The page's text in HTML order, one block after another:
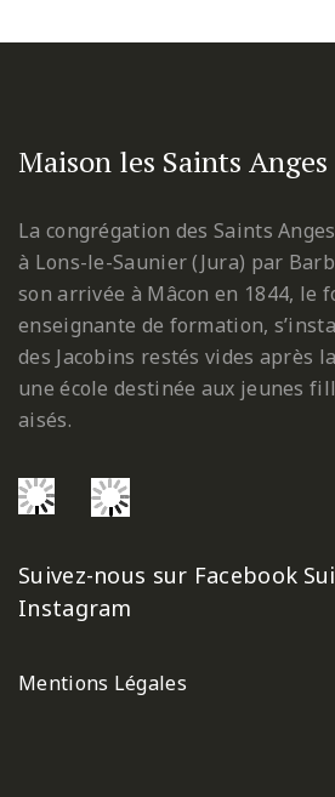
Maison les Saints Anges
La congrégation des Saints
à Lons-le-Saunier (Jura) par
son arrivée à Mâcon en 1844, le
enseignante de formation,
des Jacobins restés vides après
une école destinée aux jeunes
aisés.
Suivez-nous sur Facebook
Instagram
Mentions Légales